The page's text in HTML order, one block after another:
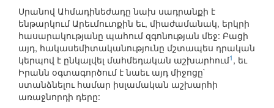
Սրանով Ահմադինեժադը նախ սադրանքի է
ենթարկում Արեւմուտքին եւ, միաժամանակ, երկրի
հասարակությանը պահում զգոնության մեջ: Բացի
այդ, հակասեմիտականությունը մշտապես դրական
կերպով է ընկալվել մահմեդական աշխարհում1 , եւ
Իրանն օգտագործում է նաեւ այդ միջոցը`
ստանձնելու համար իսլամական աշխարհի
առաջնորդի դերը: